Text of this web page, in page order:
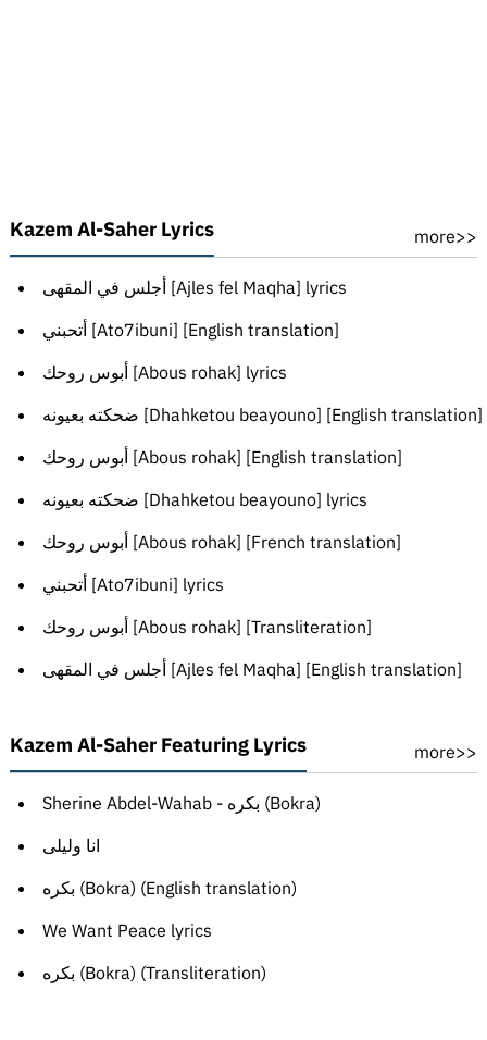
Kazem Al-Saher Lyrics more>>
أجلس في المقهى [Ajles fel Maqha] lyrics
أتحبني [Ato7ibuni] [English translation]
أبوس روحك [Abous rohak] lyrics
ضحكته بعيونه [Dhahketou beayouno] [English translation]
أبوس روحك [Abous rohak] [English translation]
ضحكته بعيونه [Dhahketou beayouno] lyrics
أبوس روحك [Abous rohak] [French translation]
أتحبني [Ato7ibuni] lyrics
أبوس روحك [Abous rohak] [Transliteration]
أجلس في المقهى [Ajles fel Maqha] [English translation]
Kazem Al-Saher Featuring Lyrics more>>
Sherine Abdel-Wahab - بكره (Bokra)
انا وليلى
بكره (Bokra) (English translation)
We Want Peace lyrics
بكره (Bokra) (Transliteration)